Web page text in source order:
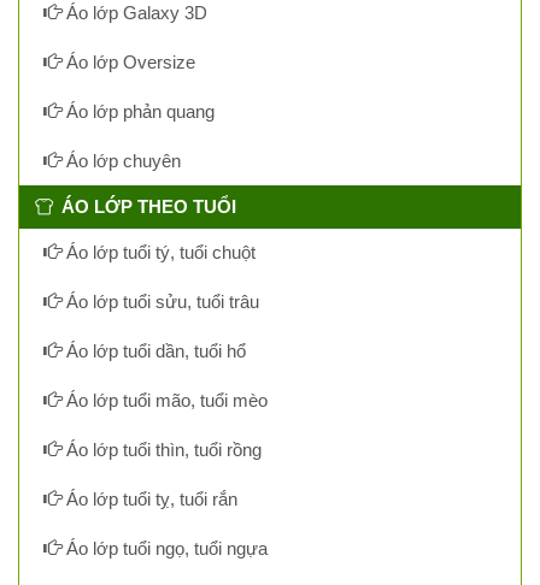
Áo lớp Galaxy 3D
Áo lớp Oversize
Áo lớp phản quang
Áo lớp chuyên
ÁO LỚP THEO TUỔI
Áo lớp tuổi tý, tuổi chuột
Áo lớp tuổi sửu, tuổi trâu
Áo lớp tuổi dần, tuổi hổ
Áo lớp tuổi mão, tuổi mèo
Áo lớp tuổi thìn, tuổi rồng
Áo lớp tuổi tỵ, tuổi rắn
Áo lớp tuổi ngọ, tuổi ngựa